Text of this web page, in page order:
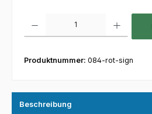
Produktnummer: 084-rot-sign
Beschreibung